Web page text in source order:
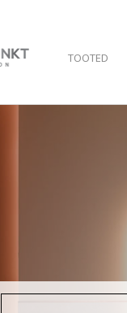
TOOTED